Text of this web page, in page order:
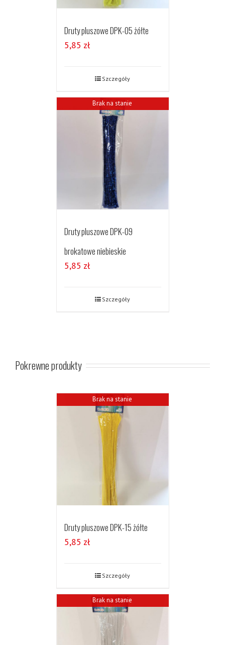
Druty pluszowe DPK-05 żółte
5,85 zł
Szczegóły
Brak na stanie
Druty pluszowe DPK-09
brokatowe niebieskie
5,85 zł
Szczegóły
Pokrewne produkty
Brak na stanie
Druty pluszowe DPK-15 żółte
5,85 zł
Szczegóły
Brak na stanie